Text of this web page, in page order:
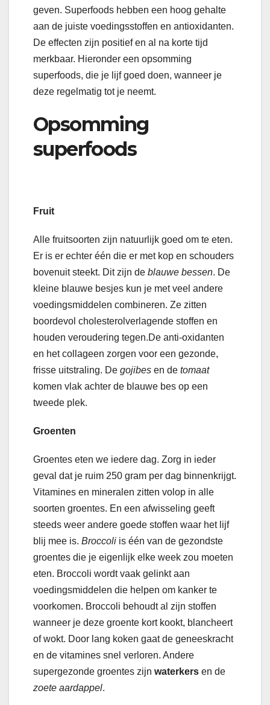
geven. Superfoods hebben een hoog gehalte
aan de juiste voedingsstoffen en antioxidanten.
De effecten zijn positief en al na korte tijd
merkbaar. Hieronder een opsomming
superfoods, die je lijf goed doen, wanneer je
deze regelmatig tot je neemt.
Opsomming
superfoods
Fruit
Alle fruitsoorten zijn natuurlijk goed om te eten.
Er is er echter één die er met kop en schouders
bovenuit steekt. Dit zijn de blauwe bessen. De
kleine blauwe besjes kun je met veel andere
voedingsmiddelen combineren. Ze zitten
boordevol cholesterolverlagende stoffen en
houden veroudering tegen.De anti-oxidanten
en het collageen zorgen voor een gezonde,
frisse uitstraling. De gojibes en de tomaat
komen vlak achter de blauwe bes op een
tweede plek.
Groenten
Groentes eten we iedere dag. Zorg in ieder
geval dat je ruim 250 gram per dag binnenkrijgt.
Vitamines en mineralen zitten volop in alle
soorten groentes. En een afwisseling geeft
steeds weer andere goede stoffen waar het lijf
blij mee is. Broccoli is één van de gezondste
groentes die je eigenlijk elke week zou moeten
eten. Broccoli wordt vaak gelinkt aan
voedingsmiddelen die helpen om kanker te
voorkomen. Broccoli behoudt al zijn stoffen
wanneer je deze groente kort kookt, blancheert
of wokt. Door lang koken gaat de geneeskracht
en de vitamines snel verloren. Andere
supergezonde groentes zijn waterkers en de
zoete aardappel.